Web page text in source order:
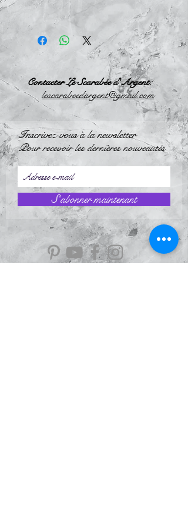
Contacter Le Scarabée d'Argent:
lescarabeedargent@gmail.com
Inscrivez-vous à la newsletter
Pour recevoir les dernières nouveautés
S`abonner maintenant